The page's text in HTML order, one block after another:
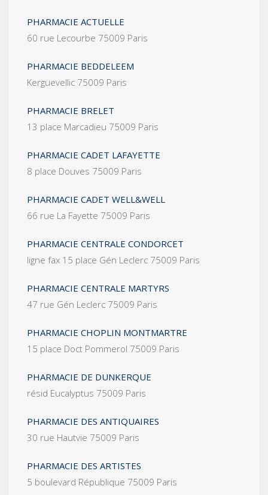
PHARMACIE ACTUELLE
60 rue Lecourbe 75009 Paris
PHARMACIE BEDDELEEM
Kerguevellic 75009 Paris
PHARMACIE BRELET
13 place Marcadieu 75009 Paris
PHARMACIE CADET LAFAYETTE
8 place Douves 75009 Paris
PHARMACIE CADET WELL&WELL
66 rue La Fayette 75009 Paris
PHARMACIE CENTRALE CONDORCET
ligne fax 15 place Gén Leclerc 75009 Paris
PHARMACIE CENTRALE MARTYRS
47 rue Gén Leclerc 75009 Paris
PHARMACIE CHOPLIN MONTMARTRE
15 place Doct Pommerol 75009 Paris
PHARMACIE DE DUNKERQUE
résid Eucalyptus 75009 Paris
PHARMACIE DES ANTIQUAIRES
30 rue Hautvie 75009 Paris
PHARMACIE DES ARTISTES
5 boulevard République 75009 Paris